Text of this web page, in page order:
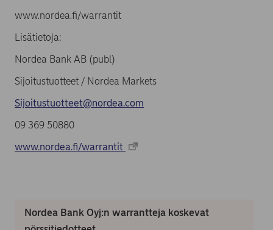
www.nordea.fi/warrantit
Lisätietoja:
Nordea Bank AB (publ)
Sijoitustuotteet / Nordea Markets
Sijoitustuotteet@nordea.com
09 369 50880
www.nordea.fi/warrantit
Nordea Bank Oyj:n warrantteja koskevat